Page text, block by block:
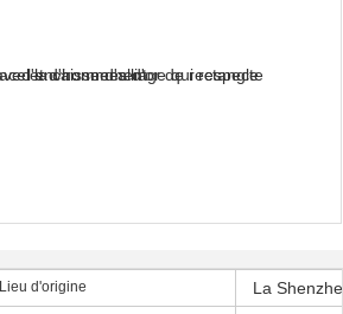
Lieu d'origine La